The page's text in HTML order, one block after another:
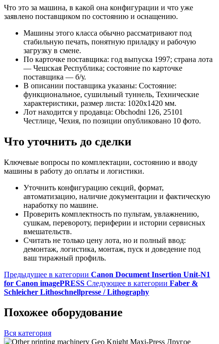
Что это за машина, в какой она конфигурации и что уже
заявлено поставщиком по состоянию и оснащению.
Машины этого класса обычно рассматривают под
стабильную печать, понятную приладку и рабочую
загрузку в смене.
По карточке поставщика: год выпуска 1997; страна лота
— Чешская Республика; состояние по карточке
поставщика — б/у.
В описании поставщика указаны: Состояние:
функциональное, сушильный туннель, Технические
характеристики, размер листа: 1020x1420 мм.
Лот находится у продавца: Obchodni 126, 25101
Честлице, Чехия, по позиции опубликовано 10 фото.
Что уточнить до сделки
Ключевые вопросы по комплектации, состоянию и вводу
машины в работу до оплаты и логистики.
Уточнить конфигурацию секций, формат,
автоматизацию, наличие документации и фактическую
наработку по машине.
Проверить комплектность по пультам, увлажнению,
сушкам, перевороту, периферии и истории сервисных
вмешательств.
Считать не только цену лота, но и полный ввод:
демонтаж, логистика, монтаж, пуск и доведение под
ваш тиражный профиль.
Предыдущее в категории Canon Document Insertion Unit-N1
for Canon imagePRESS Следующее в категории Faber &
Schleicher Lithoschnellpresse / Lithography
Похожее оборудование
Вся категория
Другое